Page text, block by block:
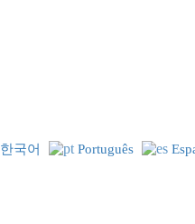
한국어 Português